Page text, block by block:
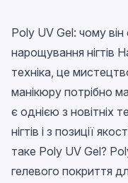
Poly UV Gel: чому
нарощування нігтів
техніка, це
манікюру потрібно
є однією з новітніх
нігтів і з позиції
таке Poly UV Gel?
гелевого покриття